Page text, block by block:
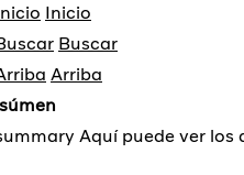
Inicio
Buscar
Arriba
Aquí puede ver los